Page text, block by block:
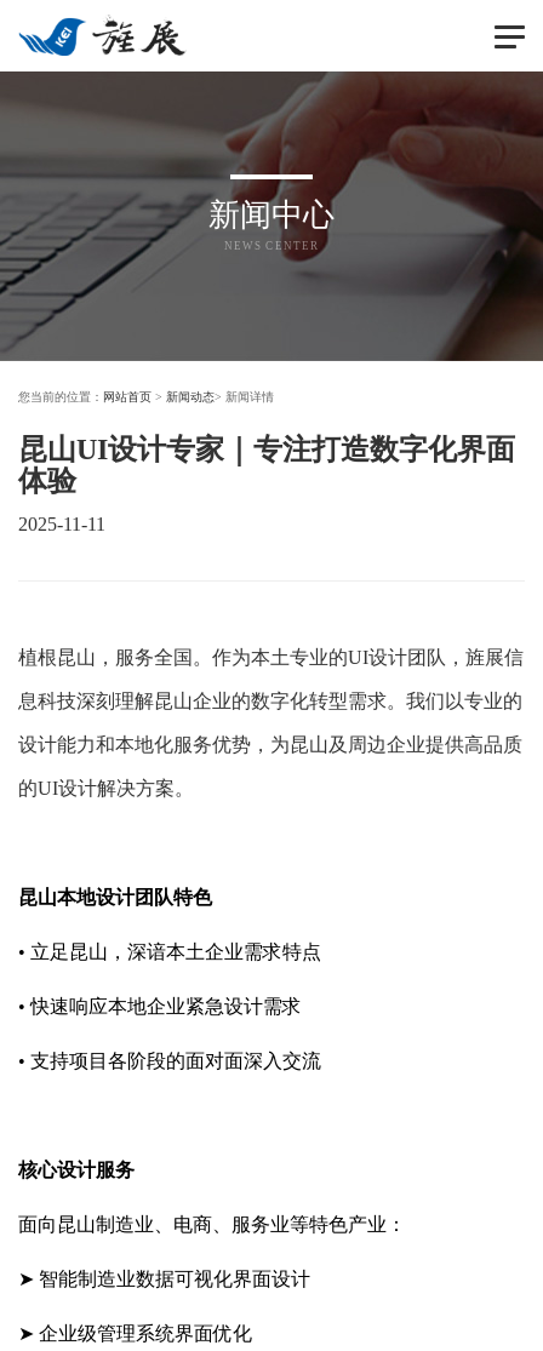
切
换
新闻中心
NEWS CENTER
您当前的位置： 网站首页 > 新闻动态> 新闻详情
昆山UI设计专家｜专注打造数字化界面
体验
2025-11-11
植根昆山，服务全国。作为本土专业的UI设计团队，旌展信
息科技深刻理解昆山企业的数字化转型需求。我们以专业的
设计能力和本地化服务优势，为昆山及周边企业提供高品质
的UI设计解决方案。
昆山本地设计团队特色
• 立足昆山，深谙本土企业需求特点
• 快速响应本地企业紧急设计需求
• 支持项目各阶段的面对面深入交流
核心设计服务
面向昆山制造业、电商、服务业等特色产业：
➤ 智能制造业数据可视化界面设计
➤ 企业级管理系统界面优化